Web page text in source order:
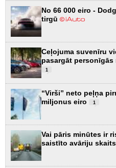
No 66 000 eiro -
tirgū
Ceļojuma suvenīru
pasargāt personīgās
1
“Virši” neto peļņa
miljonus eiro
1
Vai pāris minūtes ir
saistīto avāriju